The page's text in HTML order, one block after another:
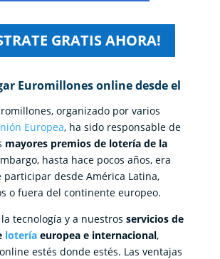
GRATIS AHORA!
Euromillones online desde el
organizado por varios
Europea, ha sido responsable de
mayores premios de lotería de la
hasta hace pocos años, era
participar desde América Latina,
o fuera del continente europeo.
tecnología y a nuestros servicios de
loteríaeuropea e internacional,
estés donde estés. Las ventajas